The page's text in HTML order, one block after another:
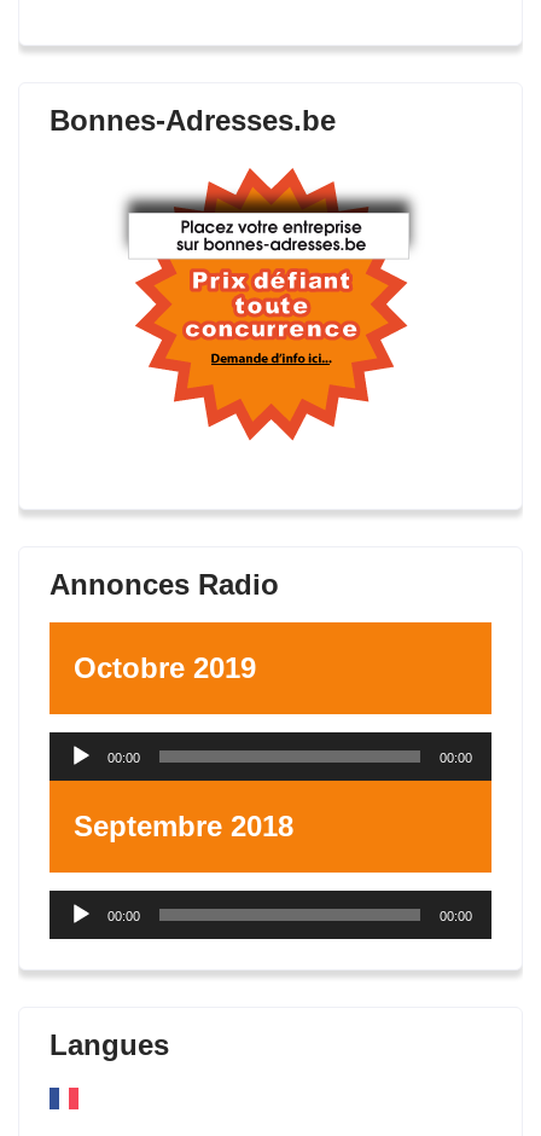
Bonnes-Adresses.be
Annonces Radio
Octobre 2019
Lecteur
00:00 00:00
Septembre 2018
Lecteur
00:00 00:00
Langues